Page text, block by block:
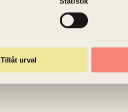
Tillåt urval
skött blir det snabbt en